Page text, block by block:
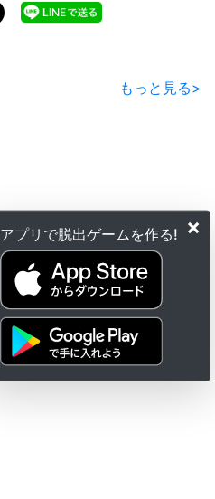
×
アプリで脱出ゲームを作る!
もっと見る>